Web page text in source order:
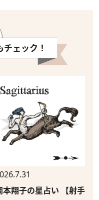
ェック！
本翔子の星占い 【射手